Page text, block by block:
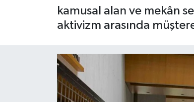
kamusal alan ve mekân
aktivizm arasında
Tüm Manşetler
Son Dakika Haberleri
Haber Arşivi